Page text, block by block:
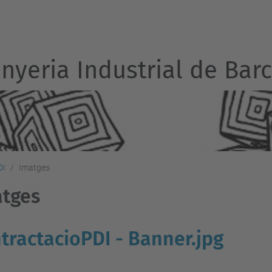
Industrial de
Imatges
- Banner.jpg